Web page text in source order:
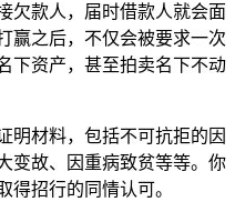
欠款人，届时借款人就会面
赢之后，不仅会被要求一次
下资产，甚至拍卖名下不动
明材料，包括不可抗拒的因
变故、因重病致贫等等。你
得招行的同情认可。